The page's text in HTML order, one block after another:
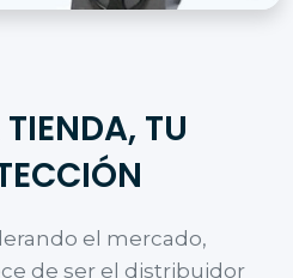
TU
el mercado,
de ser el distribuidor